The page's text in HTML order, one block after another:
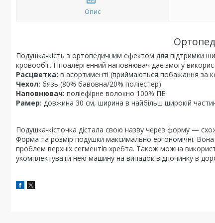
Опис
Подушка-кість з ортопедичним ефектом для підтримки
кровообіг. Гіпоалергенний наповнювач дає змогу
Расцветка: в асортименті (приймаються побажання за
Чехол: бязь (80% бавовна/20% поліестер)
Наповнювач: поліефірне волокно 100% ПЕ
Рамер: довжина 30 см, ширина в найбільш широкій
Подушка-кісточка дістала свою назву через форму —
Форма та розмір подушки максимально ергономічні.
проблем верхніх сегментів хребта. Також можна
укомплектувати нею машину на випадок відпочинку в